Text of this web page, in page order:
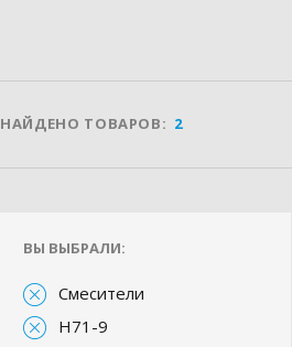
НАЙДЕНО ТОВАРОВ: 2
ВЫ ВЫБРАЛИ:
Смесители
H71-9